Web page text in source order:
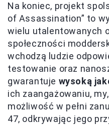
Na koniec, projekt
of Assassination” to
wielu utalentowanych
społeczności
wchodzą ludzie
testowanie oraz
gwarantuje wysoką
ich zaangażowaniu,
możliwość w pełni
47, odkrywając jego